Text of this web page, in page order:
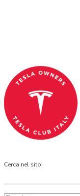
Cerca nel sito: